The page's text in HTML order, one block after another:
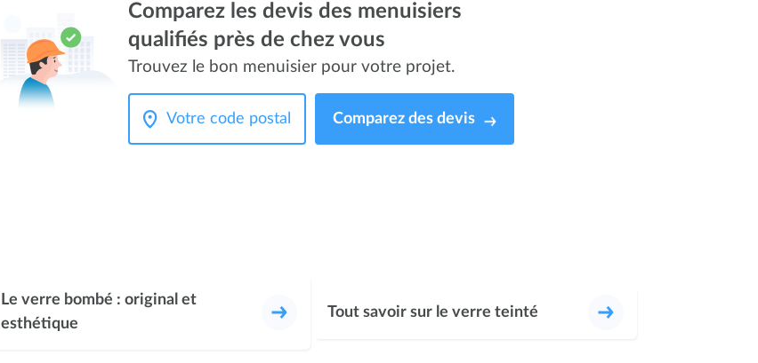
Comparez les devis des menuisiers
qualifiés près de chez vous
Trouvez le bon menuisier pour votre projet.
Comparez des devis
Le verre bombé : original et
esthétique
Tout savoir sur le verre teinté